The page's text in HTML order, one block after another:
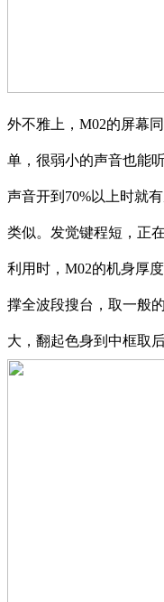
外不雅上，M02的屏幕
单，很弱小的声音也能
声音开到70%以上时就
类似。发觉键程短，正
利用时，M02的机身厚
撑全波段搜台，取一般
大，翻起色身到中框取后